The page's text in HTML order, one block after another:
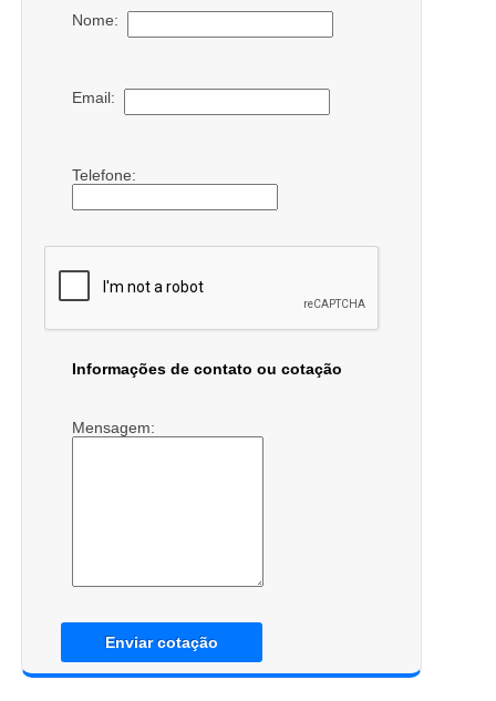
Nome:
Email:
Telefone:
Informações de contato ou cotação
Mensagem:
Enviar cotação